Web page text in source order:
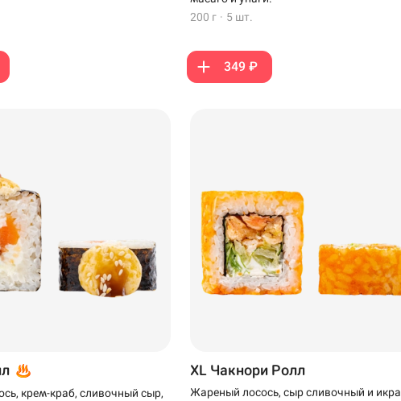
200 г · 5 шт.
349 ₽
крем-краб, сливочный сыр,
XL Чакнори Ролл
Жареный лосось, сыр сливочный и икра